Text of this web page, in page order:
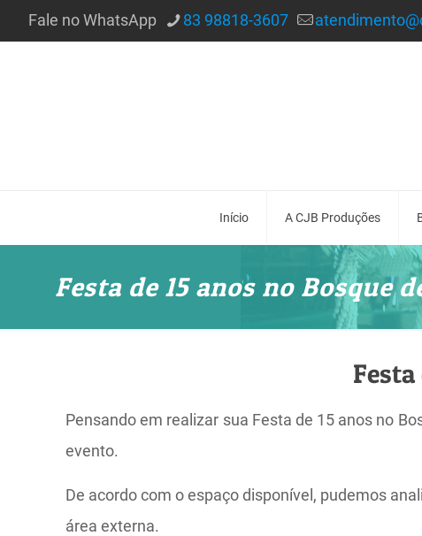
Fale no WhatsApp 83 98818-3607
Início A CJB Produções
Festa de 15 anos no Bosque
Pensando em realizar sua Festa de 15 anos no
evento.
De acordo com o espaço disponível, pudemos
área externa.